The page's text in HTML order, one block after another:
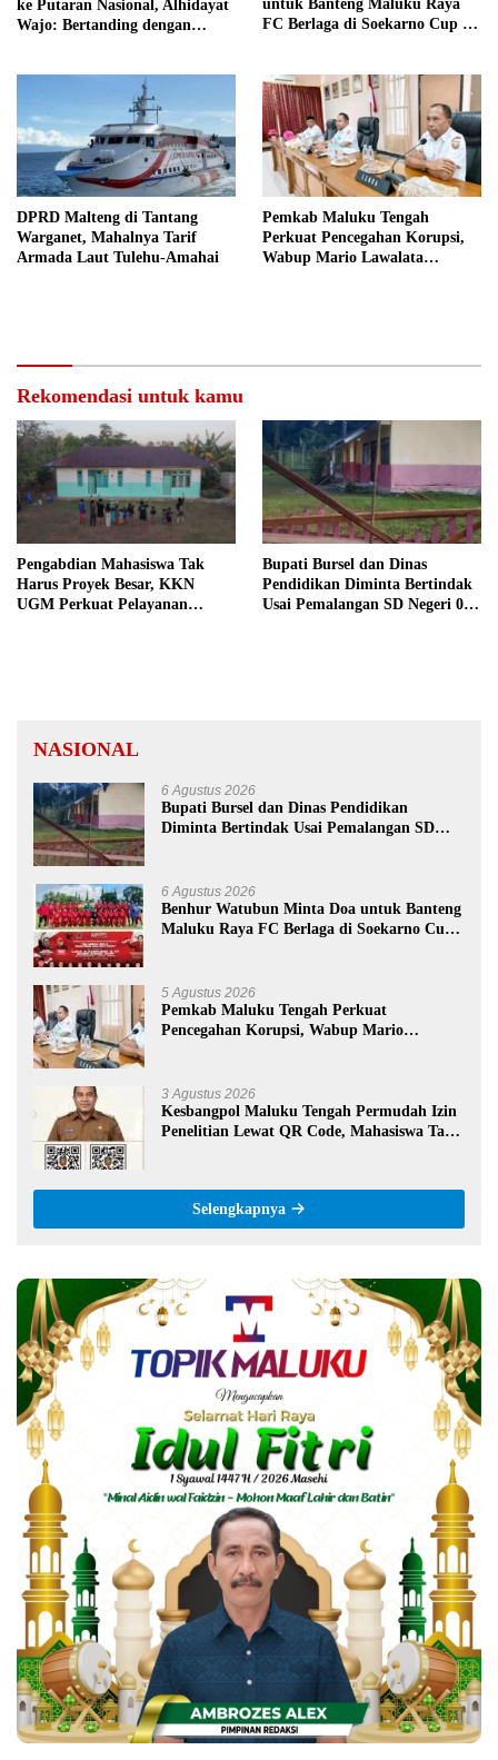
ke Putaran Nasional, Alhidayat
Wajo: Bertanding dengan
untuk Banteng Maluku Raya
FC Berlaga di Soekarno Cup U-
DPRD Malteng di Tantang
Warganet, Mahalnya Tarif
Armada Laut Tulehu-Amahai
Pemkab Maluku Tengah
Perkuat Pencegahan Korupsi,
Wabup Mario Lawalata
Rekomendasi untuk kamu
Pengabdian Mahasiswa Tak
Harus Proyek Besar, KKN
UGM Perkuat Pelayanan
Bupati Bursel dan Dinas
Pendidikan Diminta Bertindak
Usai Pemalangan SD Negeri 09
NASIONAL
6 Agustus 2026
Bupati Bursel dan Dinas Pendidikan
Diminta Bertindak Usai Pemalangan SD
6 Agustus 2026
Benhur Watubun Minta Doa untuk Banteng
Maluku Raya FC Berlaga di Soekarno Cup
5 Agustus 2026
Pemkab Maluku Tengah Perkuat
Pencegahan Korupsi, Wabup Mario
3 Agustus 2026
Kesbangpol Maluku Tengah Permudah Izin
Penelitian Lewat QR Code, Mahasiswa Tak
Selengkapnya